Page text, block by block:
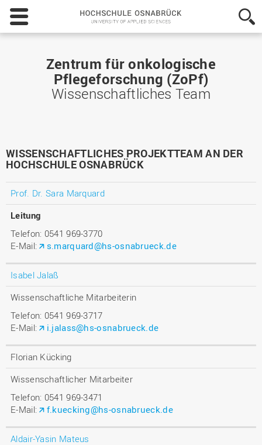
Hochschule
Osnabrück
-
Applied
Sciences
Zentrum für onkologische
Pflegeforschung (ZoPf)
Wissenschaftliches Team
WISSENSCHAFTLICHES PROJEKTTEAM AN DER
HOCHSCHULE OSNABRÜCK
Prof. Dr. Sara Marquard
Leitung
Telefon: 0541 969-3770
E-Mail:
s.marquard@hs-osnabrueck.de
Isabel Jalaß
Wissenschaftliche Mitarbeiterin
Telefon: 0541 969-3717
E-Mail:
i.jalass@hs-osnabrueck.de
Florian Kücking
Wissenschaftlicher Mitarbeiter
Telefon: 0541 969-3471
E-Mail:
f.kuecking@hs-osnabrueck.de
Aldair-Yasin Mateus